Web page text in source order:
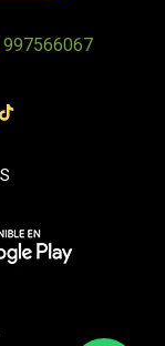
997566067